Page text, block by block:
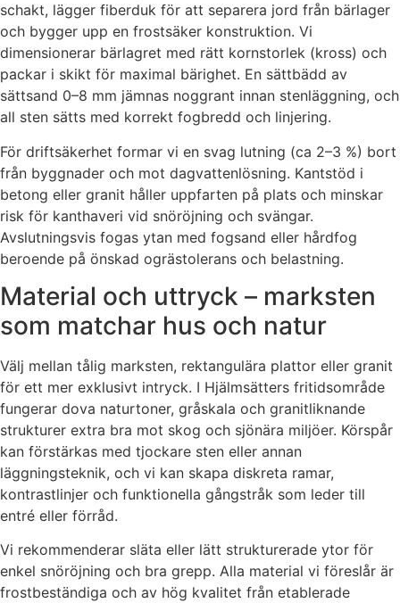
schakt, lägger fiberduk för att separera jord från bärlager
och bygger upp en frostsäker konstruktion. Vi
dimensionerar bärlagret med rätt kornstorlek (kross) och
packar i skikt för maximal bärighet. En sättbädd av
sättsand 0–8 mm jämnas noggrant innan stenläggning, och
all sten sätts med korrekt fogbredd och linjering.
För driftsäkerhet formar vi en svag lutning (ca 2–3 %) bort
från byggnader och mot dagvattenlösning. Kantstöd i
betong eller granit håller uppfarten på plats och minskar
risk för kanthaveri vid snöröjning och svängar.
Avslutningsvis fogas ytan med fogsand eller hårdfog
beroende på önskad ogrästolerans och belastning.
Material och uttryck – marksten
som matchar hus och natur
Välj mellan tålig marksten, rektangulära plattor eller granit
för ett mer exklusivt intryck. I Hjälmsätters fritidsområde
fungerar dova naturtoner, gråskala och granitliknande
strukturer extra bra mot skog och sjönära miljöer. Körspår
kan förstärkas med tjockare sten eller annan
läggningsteknik, och vi kan skapa diskreta ramar,
kontrastlinjer och funktionella gångstråk som leder till
entré eller förråd.
Vi rekommenderar släta eller lätt strukturerade ytor för
enkel snöröjning och bra grepp. Alla material vi föreslår är
frostbeständiga och av hög kvalitet från etablerade